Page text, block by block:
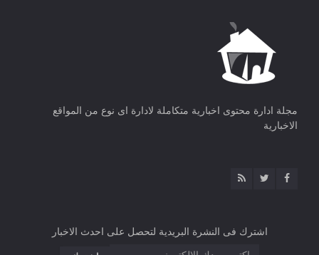
مجلة ادارة محتوى اخبارية متكاملة لادارة اى نوع من المواقع
الاخبارية
اشترك فى النشرة البريدية لتحصل على احدث الاخبار